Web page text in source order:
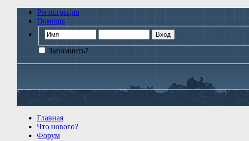
Регистрация
Помощь
Запомнить?
Главная
Что нового?
Форум